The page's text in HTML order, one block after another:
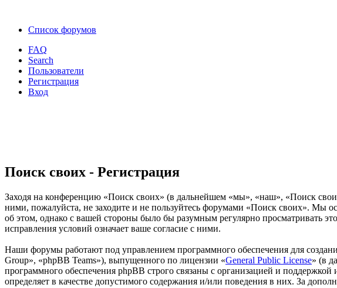
Список форумов
FAQ
Search
Пользователи
Регистрация
Вход
Поиск своих - Регистрация
Заходя на конференцию «Поиск своих» (в дальнейшем «мы», «наш», «Поиск
ними, пожалуйста, не заходите и не пользуйтесь форумами «Поиск своих». Мы
об этом, однако с вашей стороны было бы разумным регулярно просматривать
исправления условий означает ваше согласие с ними.
Наши форумы работают под управлением программного обеспечения для
Group», «phpBB Teams»), выпущенного по лицензии «General Public License» (в
программного обеспечения phpBB строго связаны с организацией и
определяет в качестве допустимого содержания и/или поведения в них. За